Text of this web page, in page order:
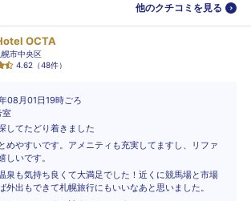
他のクチコミを見る
OCTA
市中央区
4.62 （48件）
08月01日19時ごろ
室
してたどり着きました
めやすいです。アメニティも充実してますし、リファ
しいです。
泉も気持ち良くて大満足でした！近くに競馬場と市場
外出もできて札幌旅行にもいいなあと思いました。